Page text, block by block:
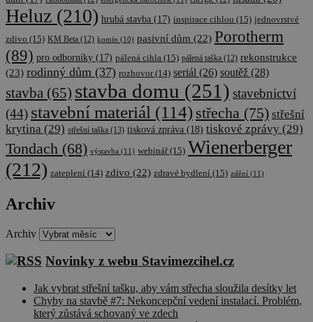
Heluz (210) hrubá stavba (17) inspirace cihlou (15) jednovrstvé
zdivo (15) KM Beta (12) komín (10) pasivní dům (22) Porotherm
(89) pro odborníky (17) pálená cihla (15) pálená taška (12) rekonstrukce
(23) rodinný dům (37) rozhovor(14) seriál (26) soutěž (28)
stavba (65) stavba domu (251) stavebnictví
(44) stavební materiál (114) střecha (75) střešní
krytina (29) střešní taška (13) tisková zpráva (18) tiskové zprávy (29)
Tondach (68) výstavba (11) webinář(15) Wienerberger
(212) zateplení (14) zdivo (22) zdravé bydlení (15) zdění (11)
Archiv
Archiv
Novinky z webu Stavimezcihel.cz
Jak vybrat střešní tašku, aby vám střecha sloužila desítky let
Chyby na stavbě #7: Nekoncepční vedení instalací. Problém,
který zůstává schovaný ve zdech
Název
Poskytovatel/
Vyprší Popis
měsíce
4
týdny
Tento
používá ke
sledování
uživatelské
interakce a
chování na
webových
stránkách
zlepšení a
_ga
.cscm.cz
1 rok 1
měsíc
Tento název
souboru
je spojen s
se používá k
rozlišení
jedinečných
Poskytovatel
/Doména
Popis
sid .seznam.cz
4
2 dny
Toto je velmi
běžný název
souboru
cookie, ale
pokud je
nalezen jako
soubor cookie
relace, bude
pravděpodobně
správu stavu
relace.
soubor cookie
relace, bude
použit jako pro
správu stavu
relace.